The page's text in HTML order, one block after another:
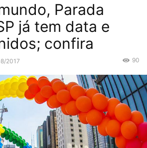
Parada
já tem data e
confira
2017 90